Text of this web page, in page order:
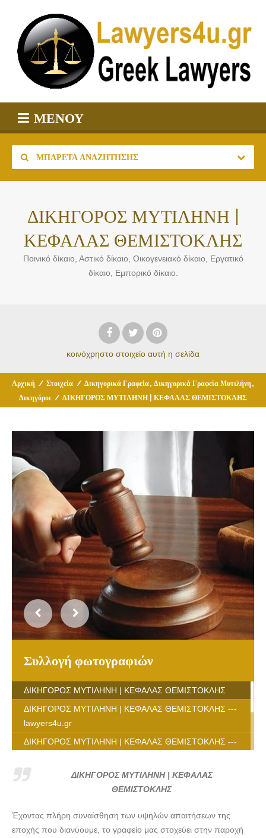
ΜΕΝΟΎ
ΜΠΑΡΈΤΑ ΑΝΑΖΉΤΗΣΗΣ
ΔΙΚΗΓΟΡΟΣ ΜΥΤΙΛΗΝΗ |
ΚΕΦΑΛΑΣ ΘΕΜΙΣΤΟΚΛΗΣ
Ποινικό δίκαιο, Αστικό δίκαιο, Οικογενειακό δίκαιο, Εργατικό
δίκαιο, Εμπορικό δίκαιο.
κοινόχρηστο στοιχείο αυτή η σελίδα
Αρχική / Στοιχεία / Δικηγορικά Γραφεία, Δικηγορικά Γραφεία Μυτιλήνη ,
Δικηγόροι / ΔΙΚΗΓΟΡΟΣ ΜΥΤΙΛΗΝΗ | ΚΕΦΑΛΑΣ ΘΕΜΙΣΤΟΚΛΗΣ
Συλλογή φωτογραφιών
ΔΙΚΗΓΟΡΟΣ ΜΥΤΙΛΗΝΗ | ΚΕΦΑΛΑΣ ΘΕΜΙΣΤΟΚΛΗΣ
ΔΙΚΗΓΟΡΟΣ ΜΥΤΙΛΗΝΗ | ΚΕΦΑΛΑΣ ΘΕΜΙΣΤΟΚΛΗΣ ---
lawyers4u.gr
ΔΙΚΗΓΟΡΟΣ ΜΥΤΙΛΗΝΗ | ΚΕΦΑΛΑΣ ΘΕΜΙΣΤΟΚΛΗΣ ---
ΔΙΚΗΓΟΡΟΣ ΜΥΤΙΛΗΝΗ | ΚΕΦΑΛΑΣ ΘΕΜΙΣΤΟΚΛΗΣ ---
lawyers4u.gr
ΔΙΚΗΓΟΡΟΣ ΜΥΤΙΛΗΝΗ | ΚΕΦΑΛΑΣ
ΘΕΜΙΣΤΟΚΛΗΣ
Έχοντας πλήρη συναίσθηση των υψηλών απαιτήσεων της
εποχής που διανύουμε, το γραφείο μας στοχεύει στην παροχή